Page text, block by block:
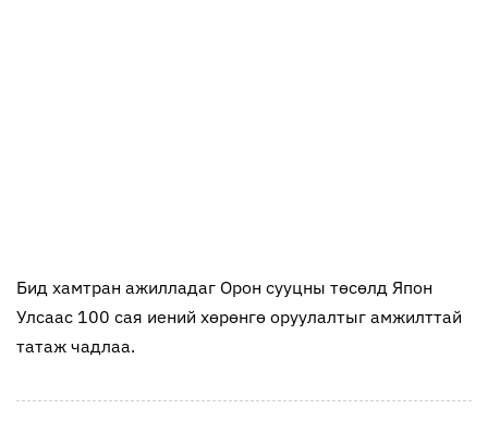
Бид хамтран ажилладаг Орон сууцны төсөлд Япон
Улсаас 100 сая иений хөрөнгө оруулалтыг амжилттай
татаж чадлаа.